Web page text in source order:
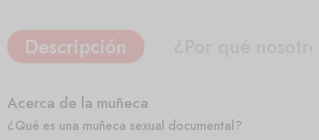
Descripción
Acerca de la muñeca
¿Qué es una muñeca sexual documental?